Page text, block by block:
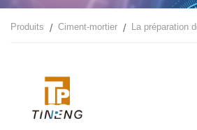
Produits Ciment-mortier La préparation